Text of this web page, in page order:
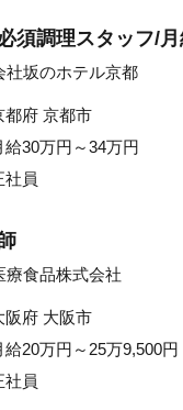
須調理スタッフ/
社坂のホテル京都
都府 京都市
給30万円～34万円
社員
療食品株式会社
阪府 大阪市
給20万円～25万9,500円
社員